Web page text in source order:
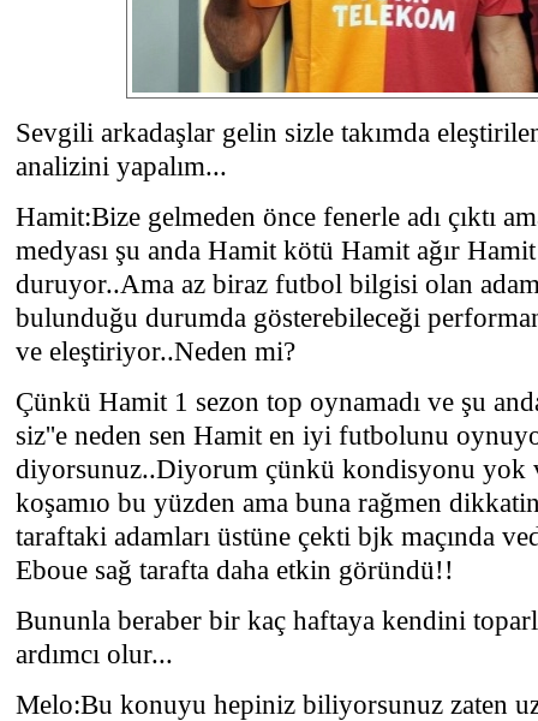
Sevgili arkadaşlar gelin sizle takımda
analizini yapalım...
Hamit:Bize gelmeden önce fenerle adı çıktı
medyası şu anda Hamit kötü Hamit ağır
duruyor..Ama az biraz futbol bilgisi olan
bulunduğu durumda gösterebileceği
ve eleştiriyor..Neden mi?
Çünkü Hamit 1 sezon top oynamadı ve şu
siz''e neden sen Hamit en iyi futbolunu
diyorsunuz..Diyorum çünkü kondisyonu yok
koşamıo bu yüzden ama buna rağmen
taraftaki adamları üstüne çekti bjk maçında
Eboue sağ tarafta daha etkin göründü!!
Bununla beraber bir kaç haftaya kendini
ardımcı olur...
Melo:Bu konuyu hepiniz biliyorsunuz zaten